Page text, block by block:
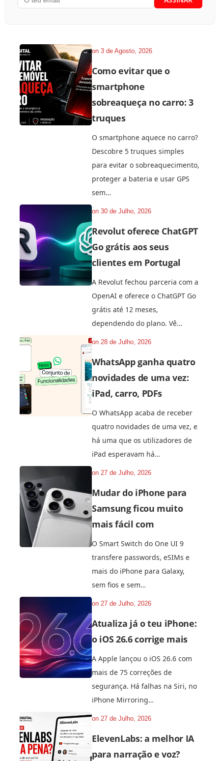
on3 de Agosto, 2026
Como evitar que o
smartphone
sobreaqueça no carro: 3
truques
O smartphone aquece no carro?
Descobre 5 truques simples
para evitar o sobreaquecimento,
proteger a bateria e usar GPS
sem…
on30 de Julho, 2026
Revolut oferece ChatGPT
Go grátis aos seus
clientes em Portugal
A Revolut fechou parceria com a
OpenAI e oferece o ChatGPT Go
grátis até 12 meses,
dependendo do plano. Vê…
on28 de Julho, 2026
WhatsApp ganha quatro
novidades de uma vez:
iPad, carro, PDFs
O WhatsApp acaba de receber
quatro novidades de uma vez, e
há uma que os utilizadores de
iPad esperavam há…
on27 de Julho, 2026
Mudar do iPhone para
Samsung ficou muito
mais fácil com
O Smart Switch do One UI 9
transfere passwords, eSIMs e
mais do iPhone para Galaxy,
sem fios e sem…
on27 de Julho, 2026
Atualiza já o teu iPhone:
o iOS 26.6 corrige mais
A Apple lançou o iOS 26.6 com
mais de 75 correções de
segurança. Há falhas na Siri, no
iPhone Mirroring…
on27 de Julho, 2026
ElevenLabs: a melhor IA
para narração e voz?